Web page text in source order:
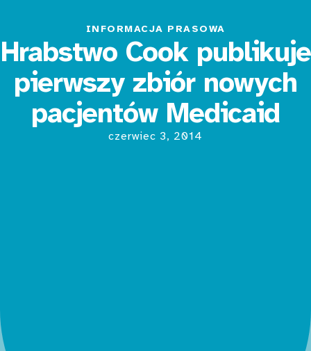
INFORMACJA PRASOWA
Hrabstwo Cook publikuje
pierwszy zbiór nowych
pacjentów Medicaid
czerwiec 3, 2014